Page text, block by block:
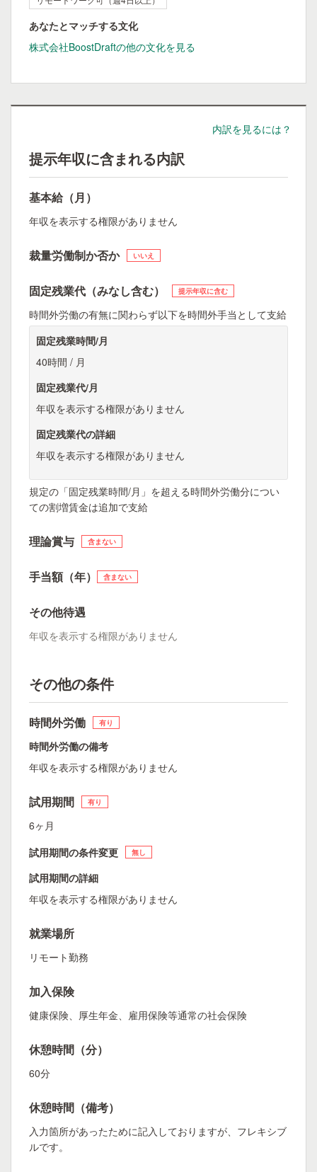
あなたとマッチする文化
株式会社BoostDraftの他の文化を見る
内訳を見るには？
提示年収に含まれる内訳
基本給（月）
年収を表示する権限がありません
裁量労働制か否か いいえ
固定残業代（みなし含む） 提示年収に含む
時間外労働の有無に関わらず以下を時間外手当として支給
固定残業時間/月
40時間 / 月
固定残業代/月
年収を表示する権限がありません
固定残業代の詳細
年収を表示する権限がありません
規定の「固定残業時間/月」を超える時間外労働分につい
ての割増賃金は追加で支給
理論賞与 含まない
手当額（年） 含まない
その他待遇
年収を表示する権限がありません
その他の条件
時間外労働 有り
時間外労働の備考
年収を表示する権限がありません
試用期間 有り
6ヶ月
試用期間の条件変更
無し
試用期間の詳細
年収を表示する権限がありません
就業場所
リモート勤務
加入保険
健康保険、厚生年金、雇用保険等通常の社会保険
休憩時間（分）
60分
休憩時間（備考）
入力箇所があったために記入しておりますが、フレキシブ
ルです。